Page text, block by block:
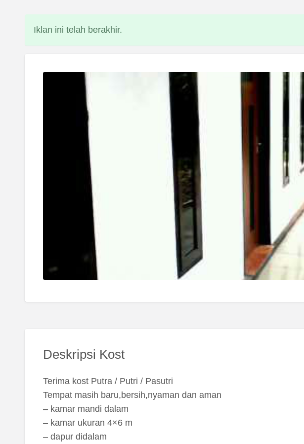
Iklan ini telah berakhir.
Deskripsi Kost
Terima kost Putra / Putri / Pasutri
Tempat masih baru,bersih,nyaman dan aman
– kamar mandi dalam
– kamar ukuran 4×6 m
– dapur didalam